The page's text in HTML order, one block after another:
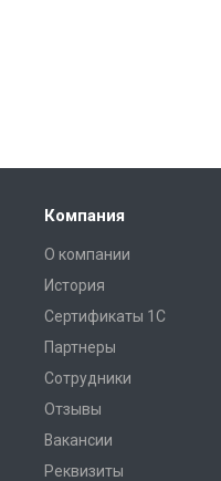
Компания
О компании
История
Сертификаты 1С
Партнеры
Сотрудники
Отзывы
Вакансии
Реквизиты